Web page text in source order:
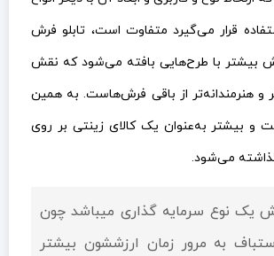
قرار می‌گیرد متفاوت است، تابلو فرش
بیشتر با طرح‌هایی بافته می‌شود که نقش
و هنرمندانه‌تر از باقی فرش‌هاست. به همین
و بیشتر به‌عنوان یک کالای زینتی بر روی
می‌شود.
یک نوع سرمایه گذاری میباشد چون
به مرور زمان ارزششون بیشتر